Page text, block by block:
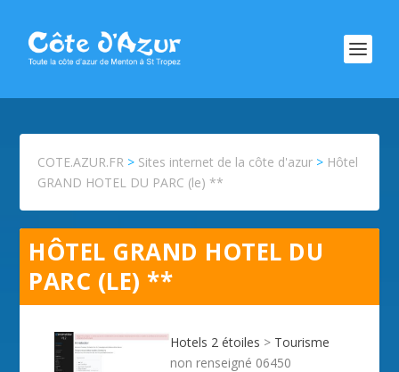
COTE.AZUR.FR > Sites internet de la côte d'azur > Hôtel
GRAND HOTEL DU PARC (le) **
HÔTEL GRAND HOTEL DU
PARC (LE) **
Hotels 2 étoiles > Tourisme
non renseigné 06450